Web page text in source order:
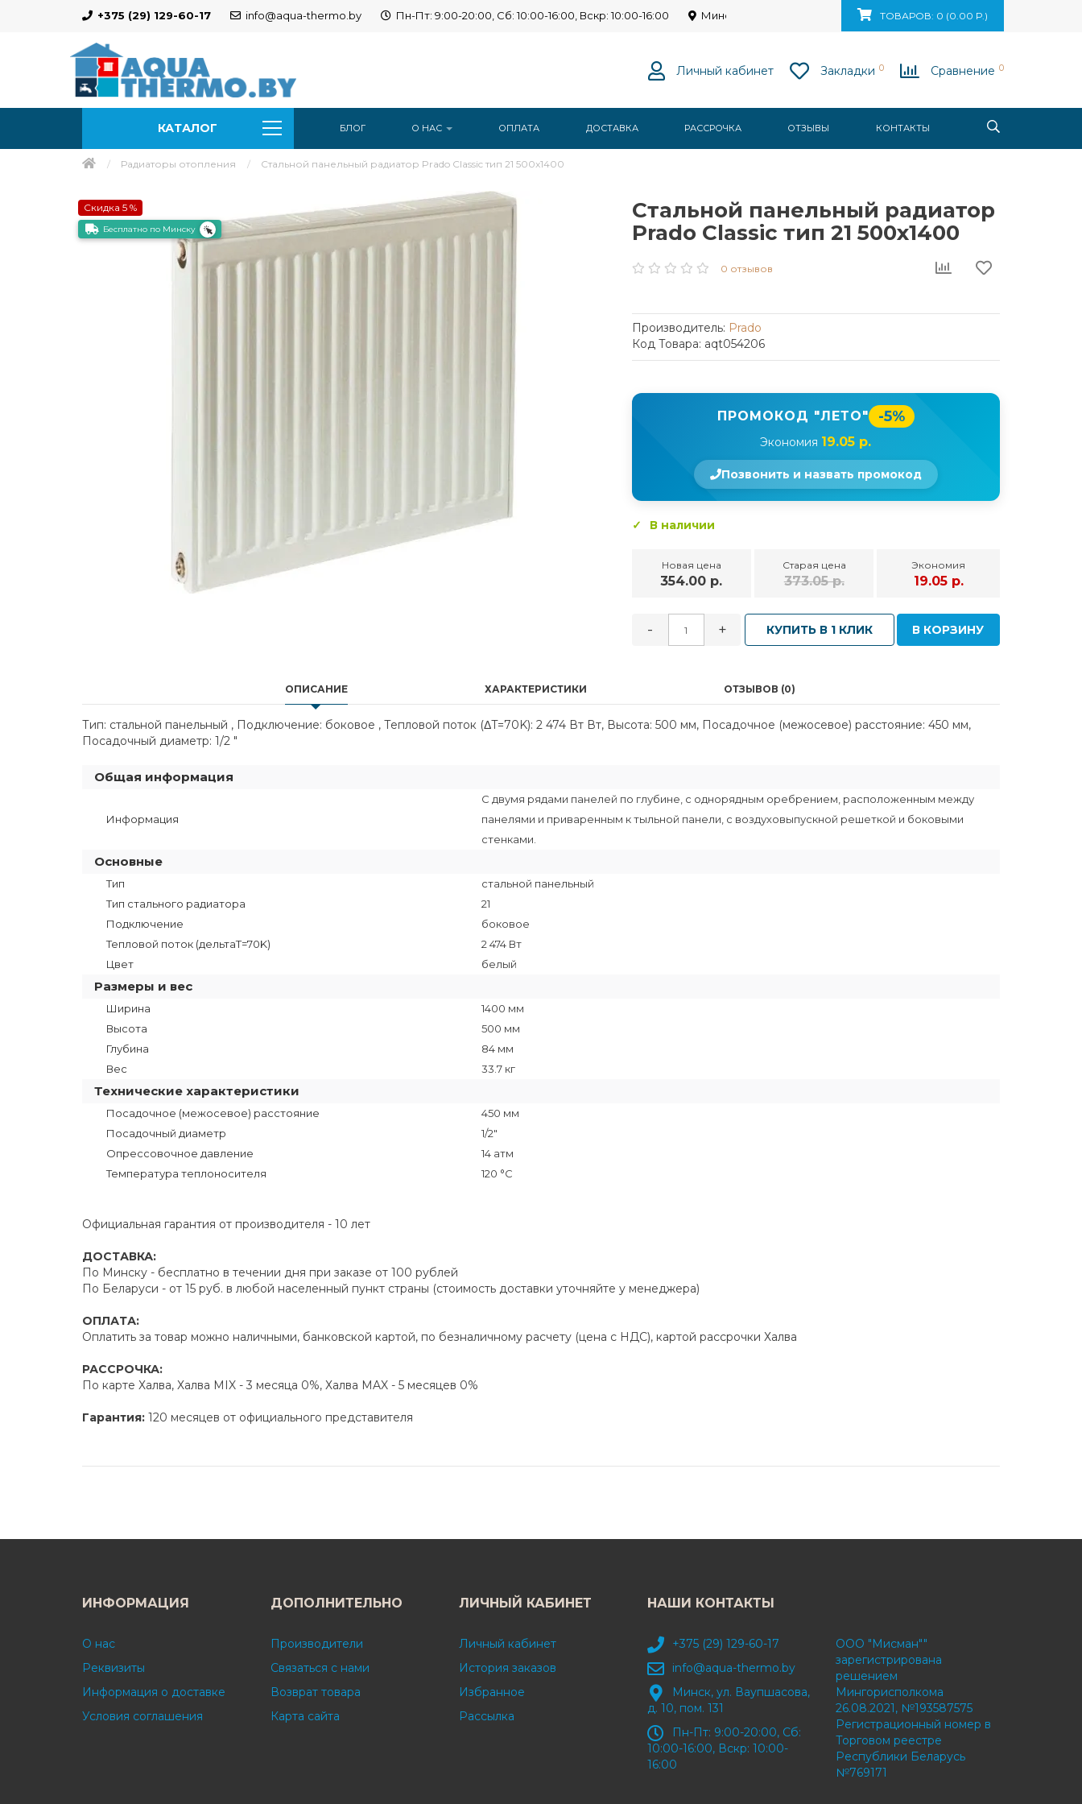
+375 (29) 129-60-17 info@aqua-thermo.by Пн-Пт: 9:00-20:00, Сб: 10:00-16:00, Вскр: 10:00-16:00 Минск, ул. Ваупшасова, д. 10, пом. 131ТОВАРОВ: 0 (0.00 Р.)
Личный кабинет Закладки 0 Сравнение 0
КАТАЛОГ БЛОГ О НАС ОПЛАТА ДОСТАВКА РАССРОЧКА ОТЗЫВЫ КОНТАКТЫ
Радиаторы отопления Стальной панельный радиатор Prado Classic тип 21 500x1400
Скидка 5 %
Бесплатно по Минску
Стальной панельный радиатор
Prado Classic тип 21 500x1400
0 отзывов
Производитель: Prado
Код Товара: aqt054206
ПРОМОКОД "ЛЕТО" -5%
Экономия 19.05 р.
Позвонить и назвать промокод
В наличии
Новая цена
354.00 р.
Старая цена
373.05 р.
Экономия
19.05 р.
- + КУПИТЬ В 1 КЛИК В КОРЗИНУ
ОПИСАНИЕ ХАРАКТЕРИСТИКИ ОТЗЫВОВ (0)
Тип: стальной панельный , Подключение: боковое , Тепловой поток (ΔT=70K): 2 474 Вт Вт, Высота: 500 мм, Посадочное (межосевое) расстояние: 450 мм,
Посадочный диаметр: 1/2 "
Общая информация
Информация
С двумя рядами панелей по глубине, с однорядным оребрением, расположенным между
панелями и приваренным к тыльной панели, с воздуховыпускной решеткой и боковыми
стенками.
Основные
Тип
стальной панельный
Тип стального радиатора
21
Подключение
боковое
Тепловой поток (дельтаT=70K)
2 474 Вт
Цвет
белый
Размеры и вес
Ширина
1400 мм
Высота
500 мм
Глубина
84 мм
Вес
33.7 кг
Технические характеристики
Посадочное (межосевое) расстояние
450 мм
Посадочный диаметр
1/2"
Опрессовочное давление
14 атм
Температура теплоносителя
120 °C
Официальная гарантия от производителя - 10 лет
ДОСТАВКА:
По Минску - бесплатно в течении дня при заказе от 100 рублей
По Беларуси - от 15 руб. в любой населенный пункт страны (стоимость доставки уточняйте у менеджера)
ОПЛАТА:
Оплатить за товар можно наличными, банковской картой, по безналичному расчету (цена с НДС), картой рассрочки Халва
РАССРОЧКА:
По карте Халва, Халва MIX - 3 месяца 0%, Халва MAX - 5 месяцев 0%
Гарантия: 120 месяцев от официального представителя
ИНФОРМАЦИЯ
О нас
Реквизиты
Информация о доставке
Условия соглашения
ДОПОЛНИТЕЛЬНО
Производители
Связаться с нами
Возврат товара
Карта сайта
ЛИЧНЫЙ КАБИНЕТ
Личный кабинет
История заказов
Избранное
Рассылка
НАШИ КОНТАКТЫ
+375 (29) 129-60-17
info@aqua-thermo.by
Минск, ул. Ваупшасова,
д. 10, пом. 131
Пн-Пт: 9:00-20:00, Сб:
10:00-16:00, Вскр: 10:00-
16:00
ООО "Мисман""
зарегистрирована
решением
Мингорисполкома
26.08.2021, №193587575
Регистрационный номер в
Торговом реестре
Республики Беларусь
№769171